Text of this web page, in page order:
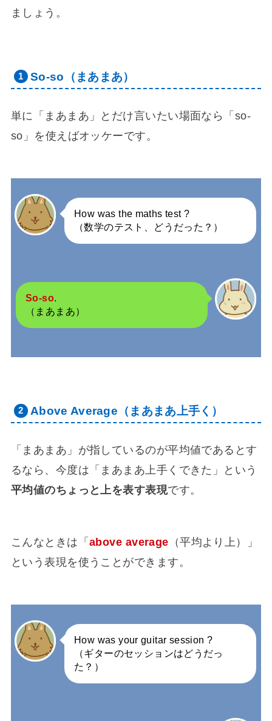
ましょう。
So-so（まあまあ）
単に「まあまあ」とだけ言いたい場面なら「so-
so」を使えばオッケーです。
How was the maths test ?
（数学のテスト、どうだった？）
So-so.
（まあまあ）
Above Average（まあまあ上手く）
「まあまあ」が指しているのが平均値であるとす
るなら、今度は「まあまあ上手くできた」という
平均値のちょっと上を表す表現です。
こんなときは「 above average （平均より上）」
という表現を使うことができます。
How was your guitar session ?
（ギターのセッションはどうだっ
た？）